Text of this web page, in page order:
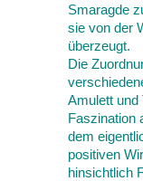
Smaragde
sie von der
überzeugt.
Die
Amulett und
Faszination
dem
positiven
hinsichtlich